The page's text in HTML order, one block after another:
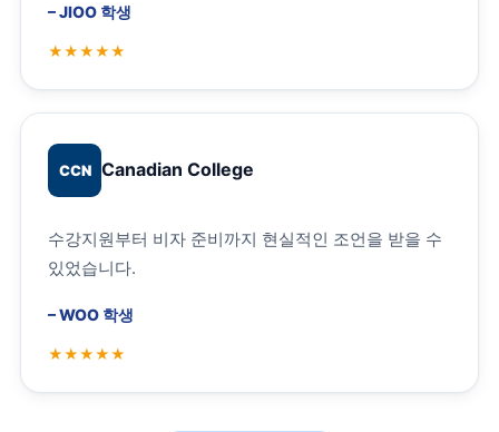
–JIOO 학생
CCN Canadian College
수강지원부터 비자 준비까지 현실적인 조언을 받을 수
있었습니다.
–WOO 학생